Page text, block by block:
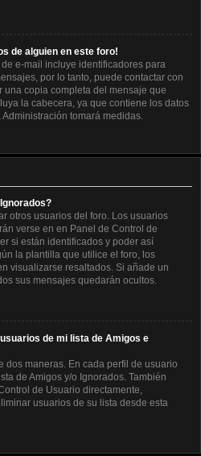
de alguien en este foro!
e-mail incluye identificadores para
por lo tanto, puede contactar con
una copia completa del mensaje que
la cabecera, ya que contiene los datos
tomará medidas.
otros usuarios del foro. Los usuarios
verse en en Panel de Control de
si están identificados y poder así
la plantilla que utilice el foro, los
visualizarse resaltados. Si añade un
sus mensajes quedarán ocultos.
de mi lista de Amigos e
dos maneras. En cada perfil de usuario
de Amigos y/o Ignorados. También
de Usuario directamente,
usuarios de su lista desde esta